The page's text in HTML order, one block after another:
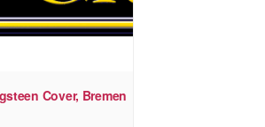
Cover, Bremen